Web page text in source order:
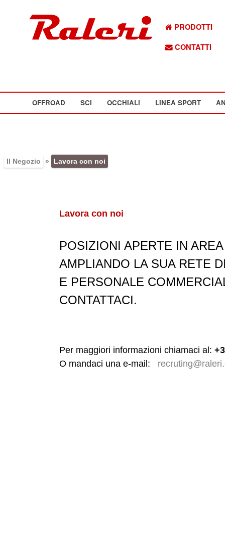
PRODOTTI
CONTATTI
OFFROAD SCI OCCHIALI LINEA SPORT
Il Negozio » Lavora con noi
Lavora con noi
POSIZIONI APERTE IN
AMPLIANDO LA SUA RETE
E PERSONALE
CONTATTACI.
Per maggiori informazioni chiamaci al:
O mandaci una e-mail: